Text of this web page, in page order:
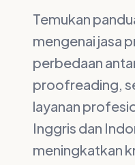
Temukan
mengenai jasa
perbedaan
proofreading,
layanan
Inggris dan
meningkatkan